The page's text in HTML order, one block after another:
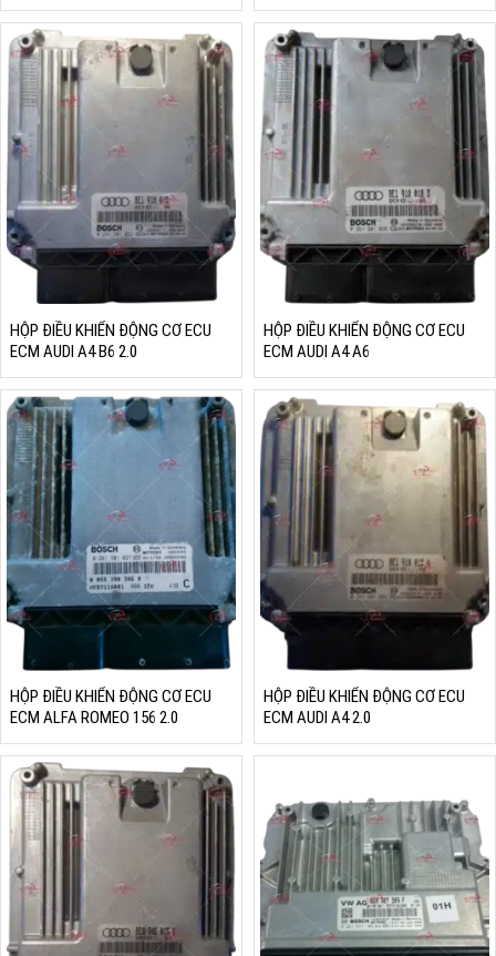
HỘP ĐIỀU KHIỂN ĐỘNG CƠ ECU
ECM AUDI A4 B6 2.0
HỘP ĐIỀU KHIỂN ĐỘNG CƠ ECU
ECM AUDI A4 A6
HỘP ĐIỀU KHIỂN ĐỘNG CƠ ECU
ECM ALFA ROMEO 156 2.0
HỘP ĐIỀU KHIỂN ĐỘNG CƠ ECU
ECM AUDI A4 2.0